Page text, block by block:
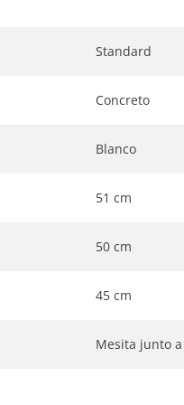
Standard
Concreto
Blanco
51 cm
50 cm
45 cm
Mesita junto